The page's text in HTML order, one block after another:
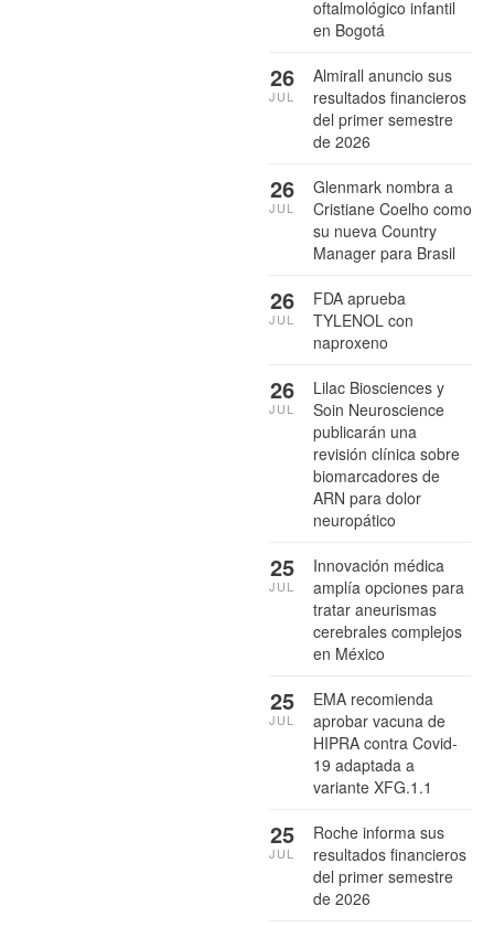
oftalmológico infantil
en Bogotá
Almirall anuncio sus
resultados financieros
del primer semestre
de 2026
26
JUL
Glenmark nombra a
Cristiane Coelho como
su nueva Country
Manager para Brasil
26
JUL
FDA aprueba
TYLENOL con
naproxeno
26
JUL
Lilac Biosciences y
Soin Neuroscience
publicarán una
revisión clínica sobre
biomarcadores de
ARN para dolor
neuropático
26
JUL
Innovación médica
amplía opciones para
tratar aneurismas
cerebrales complejos
en México
25
JUL
EMA recomienda
aprobar vacuna de
HIPRA contra Covid-
19 adaptada a
variante XFG.1.1
25
JUL
Roche informa sus
resultados financieros
del primer semestre
de 2026
25
JUL